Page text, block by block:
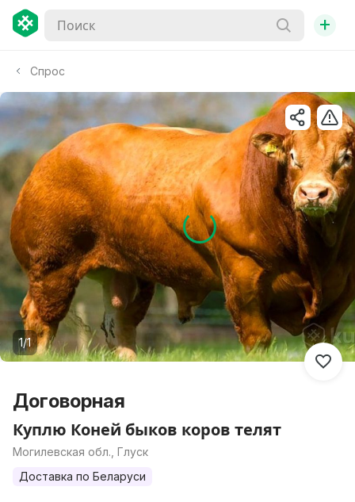
+
Спрос
1/1
Договорная
Куплю Коней быков коров телят
Могилевская обл., Глуск
Доставка по Беларуси